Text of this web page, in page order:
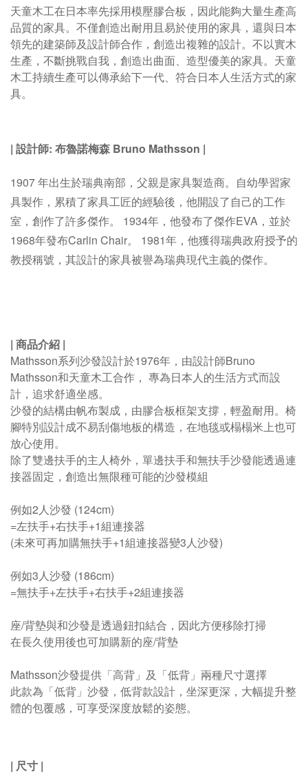
天童木工在日本率先採用模壓膠合板，因此能夠大量生產高
品質的家具。不僅創造出耐用且易於使用的家具，還與日本
領先的建築師及設計師合作，創造出複雜的設計。不以實木
生產，不斷挑戰自我，創造出曲面、造型優美的家具。 天童
木工持續生產可以傳承給下一代、符合日本人生活方式的家
具。
| 設計師: 布魯諾梅森 Bruno Mathsson |
1907 年出生於瑞典南部，父親是家具製造商。自幼學習家
具製作，累積了家具工匠的經驗後，他開設了自己的工作
室，創作了許多傑作。 1934年，他發布了傑作EVA，並於
1968年發布Carlin Chair。 1981年，他獲得瑞典政府授予的
教授稱號，其設計的家具被譽為瑞典現代主義的傑作。
| 商品介紹 |
Mathsson系列沙發設計於1976年，由設計師Bruno
Mathsson和天童木工合作， 專為日本人的生活方式而設
計，追求舒適坐感。
沙發的結構由帆布製成，由膠合板框架支撐，輕盈耐用。椅
腳特別設計成不易刮傷地板的構造，在地毯或榻榻米上也可
放心使用。
除了雙邊扶手的主人椅外，單邊扶手和無扶手沙發能透過連
接器固定，創造出無限種可能的沙發模組
例如2人沙發 (124cm)
=左扶手+右扶手+1組連接器
(未來可再加購無扶手+1組連接器變3人沙發)
例如3人沙發 (186cm)
=無扶手+左扶手+右扶手+2組連接器
座/背墊與和沙發是透過鈕扣結合，因此方便移除打掃
在長久使用後也可加購新的座/背墊
Mathsson沙發提供「高背」及「低背」兩種尺寸選擇
此款為「低背」沙發，低背款設計，坐深更深，大幅提升整
體的包覆感， 可享受深度放鬆的姿態。
| 尺寸 |